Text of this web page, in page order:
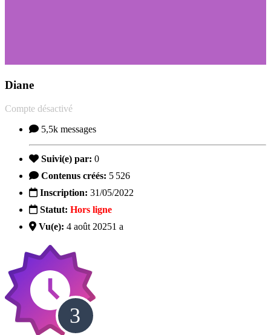
Diane
Compte désactivé
5,5k messages
Suivi(e) par: 0
Contenus créés: 5 526
Inscription: 31/05/2022
Statut: Hors ligne
Vu(e): 4 août 20251 a